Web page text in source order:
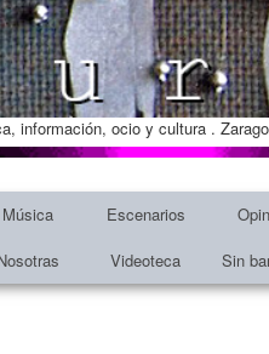
información, ocio y cultura .
Música Escenarios
Videoteca Sin